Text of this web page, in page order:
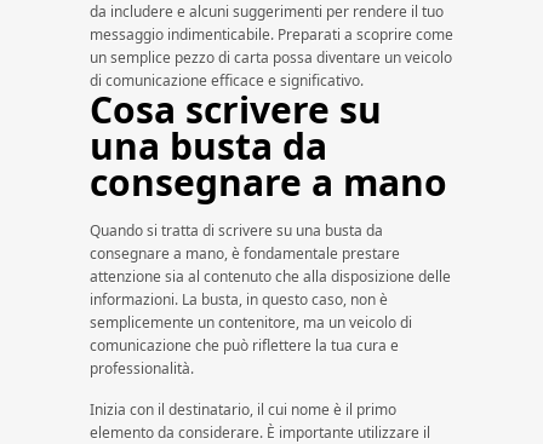
da includere e alcuni suggerimenti per rendere il tuo
messaggio indimenticabile. Preparati a scoprire come
un semplice pezzo di carta possa diventare un veicolo
di comunicazione efficace e significativo.
Cosa scrivere su
una busta da
consegnare a mano
Quando si tratta di scrivere su una busta da
consegnare a mano, è fondamentale prestare
attenzione sia al contenuto che alla disposizione delle
informazioni. La busta, in questo caso, non è
semplicemente un contenitore, ma un veicolo di
comunicazione che può riflettere la tua cura e
professionalità.
Inizia con il destinatario, il cui nome è il primo
elemento da considerare. È importante utilizzare il